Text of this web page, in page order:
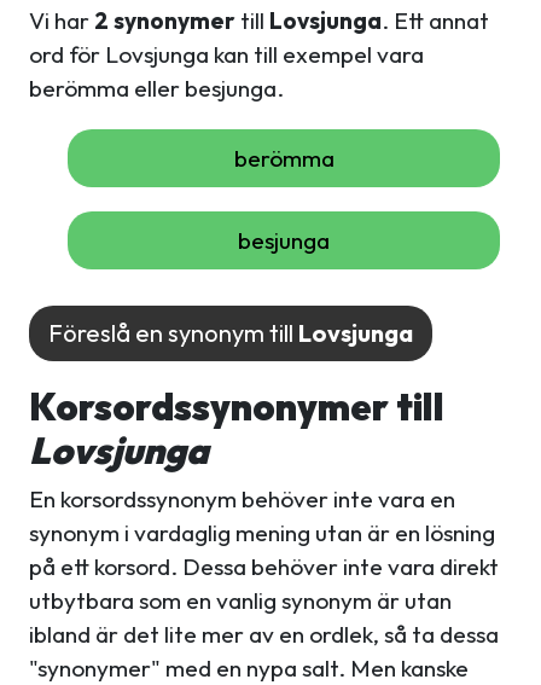
Vi har 2 synonymer till Lovsjunga. Ett annat
ord för Lovsjunga kan till exempel vara
berömma eller besjunga.
berömma
besjunga
Föreslå en synonym till Lovsjunga
Korsordssynonymer till
Lovsjunga
En korsordssynonym behöver inte vara en
synonym i vardaglig mening utan är en lösning
på ett korsord. Dessa behöver inte vara direkt
utbytbara som en vanlig synonym är utan
ibland är det lite mer av en ordlek, så ta dessa
"synonymer" med en nypa salt. Men kanske